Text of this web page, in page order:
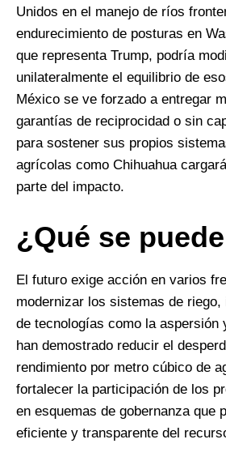
Unidos en el manejo de ríos
endurecimiento de posturas en
que representa Trump, podría
unilateralmente el equilibrio de
México se ve forzado a entregar
garantías de reciprocidad o sin
para sostener sus propios
agrícolas como Chihuahua
parte del impacto.
¿Qué se
El futuro exige acción en varios
modernizar los sistemas de
de tecnologías como la aspersión
han demostrado reducir el
rendimiento por metro cúbico de
fortalecer la participación de los
en esquemas de gobernanza que
eficiente y transparente del